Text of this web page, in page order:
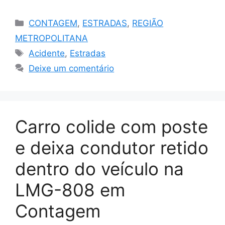
Categorias
CONTAGEM, ESTRADAS, REGIÃO
METROPOLITANA
Tags
Acidente, Estradas
Deixe um comentário
Carro colide com poste
e deixa condutor retido
dentro do veículo na
LMG-808 em
Contagem